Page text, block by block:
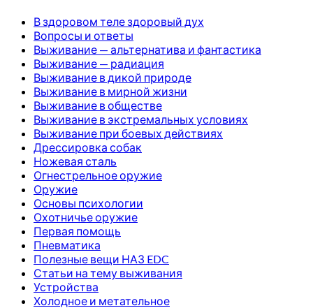
В здоровом теле здоровый дух
Вопросы и ответы
Выживание — альтернатива и фантастика
Выживание — радиация
Выживание в дикой природе
Выживание в мирной жизни
Выживание в обществе
Выживание в экстремальных условиях
Выживание при боевых действиях
Дрессировка собак
Ножевая сталь
Огнестрельное оружие
Оружие
Основы психологии
Охотничье оружие
Первая помощь
Пневматика
Полезные вещи НАЗ EDC
Статьи на тему выживания
Устройства
Холодное и метательное